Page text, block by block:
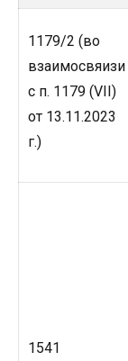
1179/2 (во
взаимосвяизи
с п. 1179 (VII)
от 13.11.2023
г.)
1541